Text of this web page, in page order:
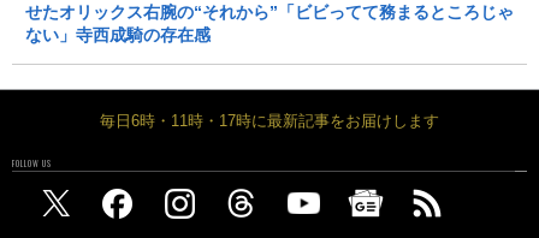
せたオリックス右腕の“それから”「ビビってて務まるところじゃ
ない」寺西成騎の存在感
毎日6時・11時・17時に最新記事をお届けします
FOLLOW US